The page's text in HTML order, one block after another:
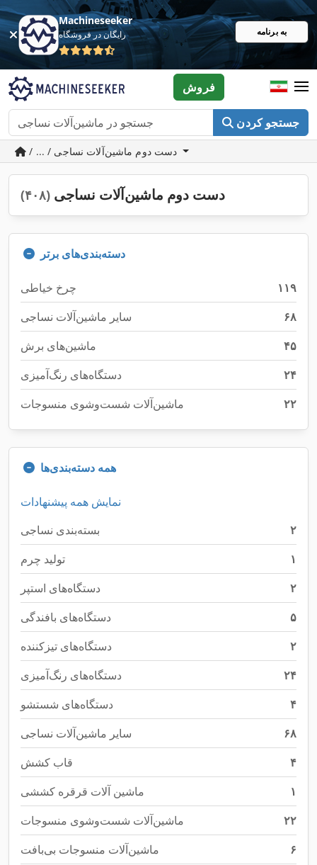
Machineseeker
رایگان در فروشگاه به برنامه
جستجو کردن
فروش
دست دوم ماشین‌آلات نساجی (۴۰۸)
دسته‌بندی‌های برتر
چرخ خیاطی
۱۱۹
سایر ماشین‌آلات نساجی
۶۸
ماشین‌های برش
۴۵
دستگاه‌های رنگ‌آمیزی
۲۴
ماشین‌آلات شست‌وشوی منسوجات
۲۲
همه دسته‌بندی‌ها
نمایش همه پیشنهادات
بسته‌بندی نساجی
۲
تولید چرم
۱
دستگاه‌های استپر
۲
دستگاه‌های بافندگی
۵
دستگاه‌های تیزکننده
۲
دستگاه‌های رنگ‌آمیزی
۲۴
دستگاه‌های شستشو
۴
سایر ماشین‌آلات نساجی
۶۸
قاب کشش
۴
ماشین آلات قرقره کششی
۱
ماشین‌آلات شست‌وشوی منسوجات
۲۲
ماشین‌آلات منسوجات بی‌بافت
۶